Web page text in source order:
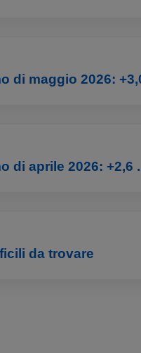
di maggio 2026:
di aprile 2026: +2,6
da trovare